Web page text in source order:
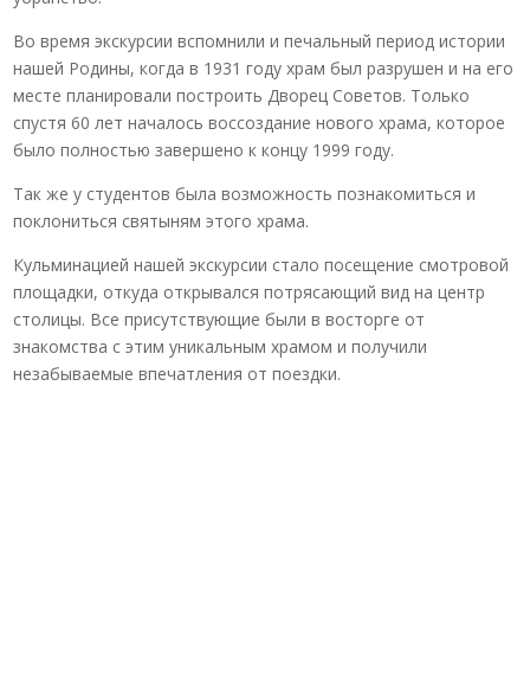
Во время экскурсии вспомнили и печальный период истории
нашей Родины, когда в 1931 году храм был разрушен и на его
месте планировали построить Дворец Советов. Только
спустя 60 лет началось воссоздание нового храма, которое
было полностью завершено к концу 1999 году.
Так же у студентов была возможность познакомиться и
поклониться святыням этого храма.
Кульминацией нашей экскурсии стало посещение смотровой
площадки, откуда открывался потрясающий вид на центр
столицы. Все присутствующие были в восторге от
знакомства с этим уникальным храмом и получили
незабываемые впечатления от поездки.